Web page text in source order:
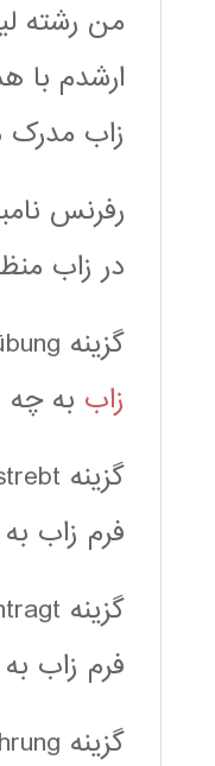
من رشته
ارشدم با
زاب مدرک
در زاب
گزینه Berufsausübung در
زاب به
فرم زاب
فرم زاب